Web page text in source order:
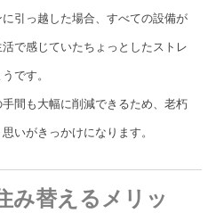
引っ越した場合、すべての設備が
で感じていたちょっとしたストレ
です。
間も大幅に削減できるため、老朽
いがきっかけになります。
み替えるメリッ